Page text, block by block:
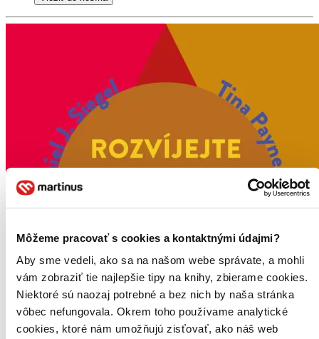
Môžeme pracovať s cookies a kontaktnými údajmi?
Aby sme vedeli, ako sa na našom webe správate, a mohli
vám zobraziť tie najlepšie tipy na knihy, zbierame cookies.
Niektoré sú naozaj potrebné a bez nich by naša stránka
vôbec nefungovala. Okrem toho používame analytické
cookies, ktoré nám umožňujú zisťovať, ako náš web